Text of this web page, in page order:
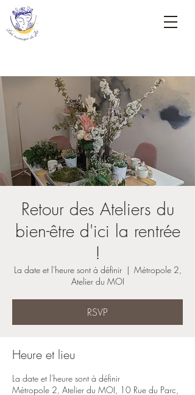
Retour des Ateliers du
bien-être d'ici la rentrée
!
La date et l'heure sont à définir
  |
Métropole 2,
Atelier du MOI
RSVP
Heure et lieu
La date et l'heure sont à définir
Métropole 2, Atelier du MOI, 10 Rue du Parc,